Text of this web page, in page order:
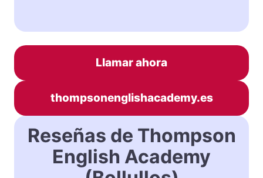
Llamar ahora
thompsonenglishacademy.es
Reseñas de Thompson
English Academy